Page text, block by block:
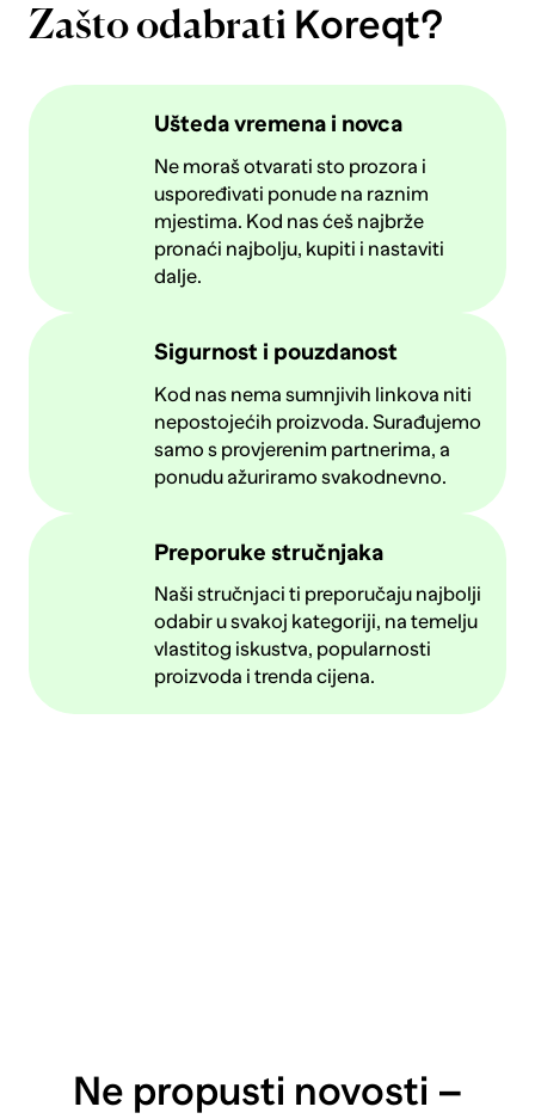
Zašto odabrati Koreqt?
Ušteda vremena i novca
Ne moraš otvarati sto prozora i
uspoređivati ponude na raznim
mjestima. Kod nas ćeš najbrže
pronaći najbolju, kupiti i nastaviti
dalje.
Sigurnost i pouzdanost
Kod nas nema sumnjivih linkova niti
nepostojećih proizvoda. Surađujemo
samo s provjerenim partnerima, a
ponudu ažuriramo svakodnevno.
Preporuke stručnjaka
Naši stručnjaci ti preporučaju najbolji
odabir u svakoj kategoriji, na temelju
vlastitog iskustva, popularnosti
proizvoda i trenda cijena.
Ne propusti novosti –